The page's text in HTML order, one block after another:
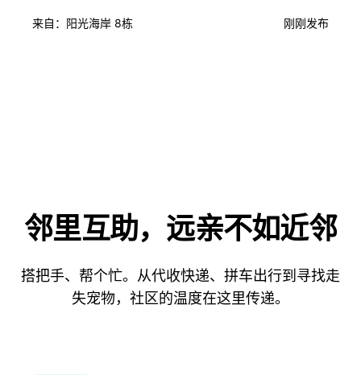
来自：阳光海岸 8栋 刚刚发布
邻里互助，远亲不如近邻
搭把手、帮个忙。从代收快递、拼车出行到寻找走
失宠物，社区的温度在这里传递。